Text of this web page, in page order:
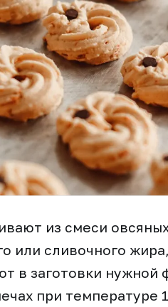
из смеси
или сливочного
в заготовки нужной
при температуре